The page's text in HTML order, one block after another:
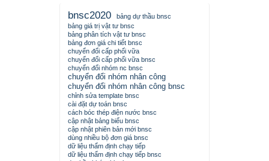
bnsc2020
bảng dự thầu bnsc
bảng giá trị vật tư bnsc
bảng phân tích vật tư bnsc
bảng đơn giá chi tiết bnsc
chuyển đổi cấp phối vữa
chuyển đổi cấp phối vữa bnsc
chuyển đổi nhóm nc bnsc
chuyển đổi nhóm nhân công
chuyển đổi nhóm nhân công bnsc
chỉnh sửa template bnsc
cài đặt dự toán bnsc
cách bóc thép điện nước bnsc
cập nhật bảng biểu bnsc
cập nhật phiên bản mới bnsc
dùng nhiều bộ đơn giá bnsc
dữ liệu thẩm định chạy tiếp
dữ liệu thẩm định chạy tiếp bnsc